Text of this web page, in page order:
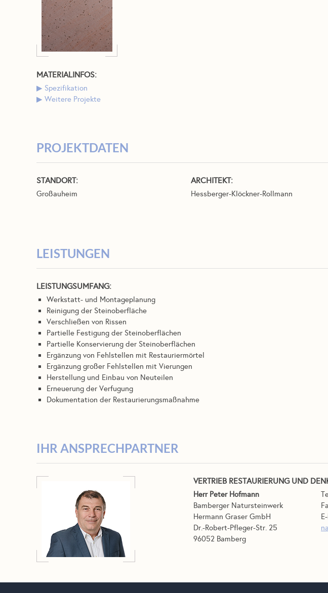
MATERIALINFOS:
Spezifikation
Weitere Projekte
PROJEKTDATEN
STANDORT:
Großauheim
ARCHITEKT:
Hessberger-Klöckner-Rollmann
LEISTUNGEN
LEISTUNGSUMFANG:
Werkstatt- und Montageplanung
Reinigung der Steinoberfläche
Verschließen von Rissen
Partielle Festigung der Steinoberflächen
Partielle Konservierung der Steinoberflächen
Ergänzung von Fehlstellen mit Restauriermörtel
Ergänzung großer Fehlstellen mit Vierungen
Herstellung und Einbau von Neuteilen
Erneuerung der Verfugung
Dokumentation der Restaurierungsmaßnahme
IHR ANSPRECHPARTNER
VERTRIEB RESTAURIERUNG UND
Herr Peter Hofmann
Bamberger Natursteinwerk
Hermann Graser GmbH
Dr.-Robert-Pfleger-Str. 25
96052 Bamberg